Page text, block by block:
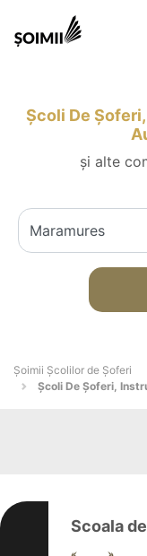
Școli De
și alte
Şoimii Școlilor de Șoferi
Școli De Șoferi,
Scoala